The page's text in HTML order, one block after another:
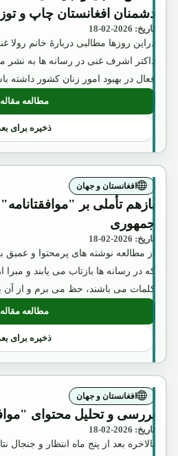
دشمنان افغانستان چاپ و
تاریخ: 2026-02-18
دراین روزها مطالبی دربارۀ خانم
داکتر اشرف غنی در رسانه ها به
فعال در بهبود امور زنان کشور داشته
مطالعه مقاله
: عکس
ذخیره برای
افغانستان و جهان
بازهم تأملی بر
جمهوری
تاریخ: 2026-02-18
از مطالعه نوشته های پرمحتوا و
که در رسانه ها بازتاب می یابند و
کلمات می باشند، حظ می برم و از آن
مطالعه مقاله
:
ذخیره برای
افغانستان و جهان
بررسی و تحلیل محتوای
تاریخ: 2026-02-18
بالاخره بعد از پنج ماه انتظار و جنجال